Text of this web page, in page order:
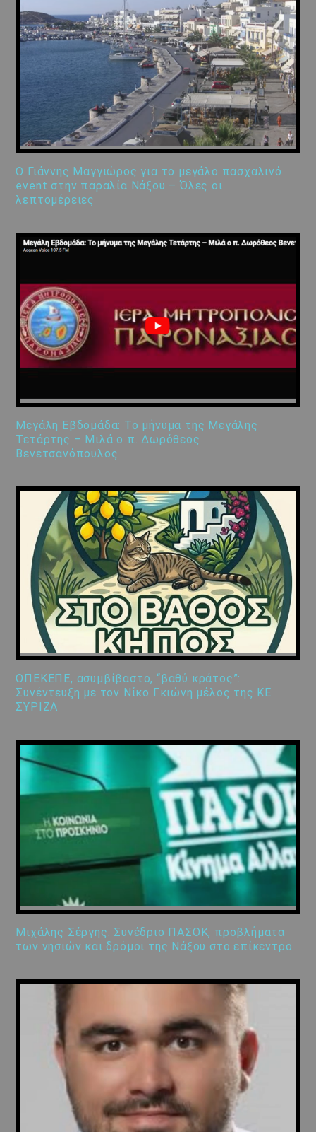
Ο Γιάννης Μαγγιώρος για το μεγάλο πασχαλινό
event στην παραλία Νάξου – Όλες οι
λεπτομέρειες
Μεγάλη Εβδομάδα: Το μήνυμα της Μεγάλης
Τετάρτης – Μιλά ο π. Δωρόθεος
Βενετσανόπουλος
ΟΠΕΚΕΠΕ, ασυμβίβαστο, “βαθύ κράτος”:
Συνέντευξη με τον Νίκο Γκιώνη μέλος της ΚΕ
ΣΥΡΙΖΑ
Μιχάλης Σέργης: Συνέδριο ΠΑΣΟΚ, προβλήματα
των νησιών και δρόμοι της Νάξου στο επίκεντρο